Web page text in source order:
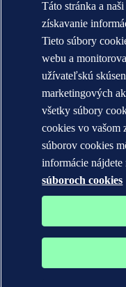
Táto stránka a
získavanie
Tieto súbory
webu a
užívateľskú
marketingových
všetky súbory
cookies vo vašom
súborov cookies
informácie nájdete
súboroch cookies